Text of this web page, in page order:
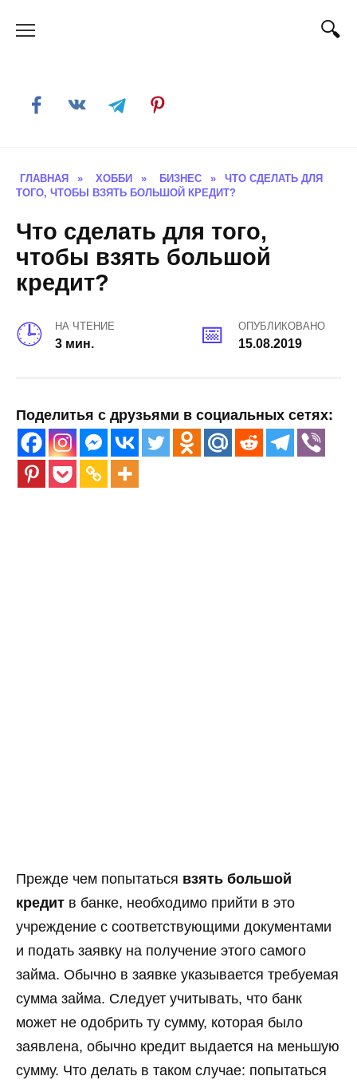
ГЛАВНАЯ » ХОББИ » БИЗНЕС »
ЧТО СДЕЛАТЬ ДЛЯ
ТОГО, ЧТОБЫ ВЗЯТЬ БОЛЬШОЙ КРЕДИТ?
Что сделать для того,
чтобы взять большой
кредит?
НА ЧТЕНИЕ
3 мин.
ОПУБЛИКОВАНО
15.08.2019
Поделитья с друзьями в социальных сетях:
Прежде чем попытаться взять большой
кредит в банке, необходимо прийти в это
учреждение с соответствующими документами
и подать заявку на получение этого самого
займа. Обычно в заявке указывается требуемая
сумма займа. Следует учитывать, что банк
может не одобрить ту сумму, которая было
заявлена, обычно кредит выдается на меньшую
сумму. Что делать в таком случае: попытаться